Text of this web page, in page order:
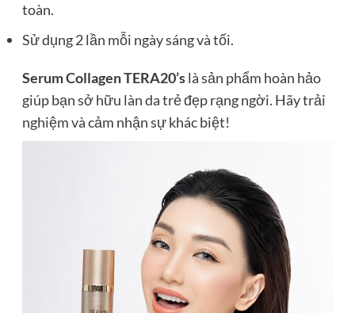
toàn.
Sử dụng 2 lần mỗi ngày sáng và tối.
Serum Collagen TERA20’slà sản phẩm hoàn hảo
giúp bạn sở hữu làn da trẻ đẹp rạng ngời. Hãy trải
nghiệm và cảm nhận sự khác biệt!